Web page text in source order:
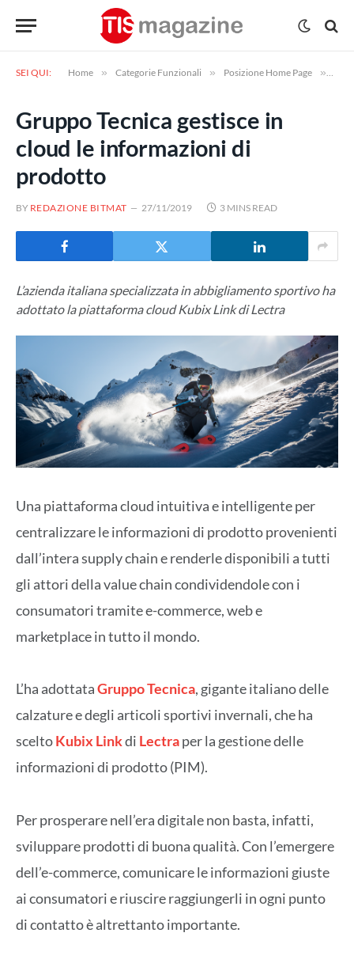
SEI QUI: Home » Categorie Funzionali » Posizione Home Page »
Gruppo Tecnica gestisce in
cloud le informazioni di
prodotto
BY REDAZIONE BITMAT 27/11/2019 3 MINS READ
L’azienda italiana specializzata in abbigliamento sportivo ha
adottato la piattaforma cloud Kubix Link di Lectra
Una piattaforma cloud intuitiva e intelligente per
centralizzare le informazioni di prodotto provenienti
dall’intera supply chain e renderle disponibili a tutti
gli attori della value chain condividendole con i
consumatori tramite e-commerce, web e
marketplace in tutto il mondo.
L’ha adottataGruppo Tecnica, gigante italiano delle
calzature e degli articoli sportivi invernali, che ha
sceltoKubix Linkdi Lectraper la gestione delle
informazioni di prodotto (PIM).
Per prosperare nell’era digitale non basta, infatti,
sviluppare prodotti di buona qualità. Con l’emergere
dell’e-commerce, comunicare le informazioni giuste
ai consumatori e riuscire raggiungerli in ogni punto
di contatto è altrettanto importante.